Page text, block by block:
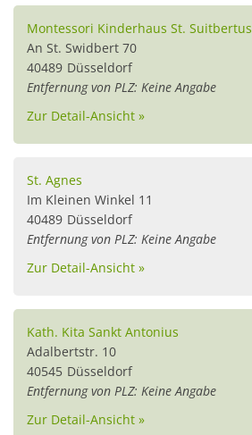
Montessori Kinderhaus St. Suitbertus
An St. Swidbert 70
40489 Düsseldorf
Entfernung von PLZ: Keine Angabe
Zur Detail-Ansicht »
St. Agnes
Im Kleinen Winkel 11
40489 Düsseldorf
Entfernung von PLZ: Keine Angabe
Zur Detail-Ansicht »
Kath. Kita Sankt Antonius
Adalbertstr. 10
40545 Düsseldorf
Entfernung von PLZ: Keine Angabe
Zur Detail-Ansicht »